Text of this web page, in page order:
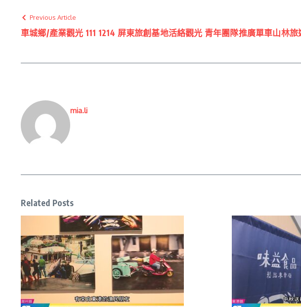
Previous Article
車城鄉/產業觀光 111 1214 屏東旅創基地活絡觀光 青年團隊推廣單車山林旅
mia.li
Related Posts